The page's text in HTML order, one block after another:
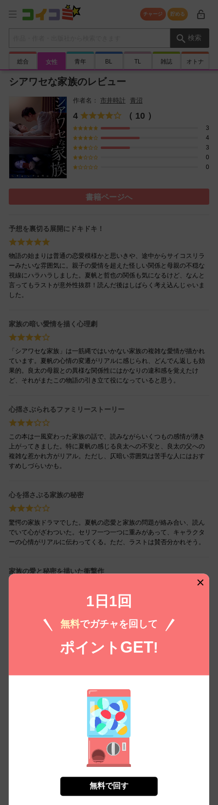
チャージ 貯める
検索
総合 女性 青年 BL TL 雑誌 オトナ
シアワセな家族のレビュー
市井時計 青沼
4 （ 10 ）
3
4
3
0
0
書籍ページへ
予想を裏切る展開にドキドキ！
物語の始まりは普通の恋愛模様かと思いきや、途中からサイコスリラ
ーみたいな雰囲気に。親子の愛情を超えた怪しい関係と母親の不穏な
視線にハラハラしました。夏帆と哲也の関係も気になるけど、なんと
言ってもラストが意外性抜群！読んだ後はしばらく考え込んじゃいま
した。
家族の暗い愛情を描く心理劇
「シアワセな家族」は一筋縄ではいかない家族の複雑な愛情が描かれ
ています。夏帆の心情の変遷がリアルに感じられ、どんでん返しも効
果的。良太の母親との異様な関係性にはかなりの違和感を覚えたけ
ど、それがまたこの物語の引き立て役になっていると思う。
心揺さぶられるファミリーストーリー
この本は一風変わった家族の話で、読みながらいくつもの感情が湧き
上がってきました。特に夏帆の感じる良太への不安と、良太の父への
複雑な惹かれ方がリアル。ただし、仄暗い雰囲気は苦手な人にはおす
すめしづらいかも。
心を揺さぶる家族の秘密
驚愕の家族ドラマでした。夏帆の恋愛と家族の問題が絡み合い、読ん
でいて心がざわついた。セリフ一つ一つに重みがあって、キャラクタ
ーの心情がリアルに伝わってくる。ただ、ラストは賛否分かれそう。
家族の愛と秘密を描いた衝撃作
タイトルに惹かれて手に取ったこの本、表向きの幸せとその陰に隠れ
た秘密の対比が見事に描かれていました。登場人物それぞれの複雑な
心情にのめり込んでしまい、一気に読んでしまった。良太の母親の不
穏な影が恐ろしかった。
予想外の展開にドキドキ
開だった。夏帆の視点から描かれる心理戦がリアルで、読み進めるう
ちに家族の秘密に引き込まれた。哲也への感情の移り変わりが特に印
この本には驚きと興味を持って読み進めました。夏帆と良太の関係性
の変化、そして良太の家族との謎めいた関係がよく練られていて心が
掴まれる。まさに一家の暗部を抉り出すような衝撃的な展開で、最後
まで目が離せなかった。
1日1回
無料でガチャを回して
ポイント GET!
無料で回す